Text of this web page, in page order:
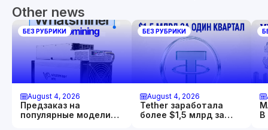
Other news
БЕЗ РУБРИКИ
August 4, 2026
Предзаказ на
популярные модели
БЕЗ РУБРИКИ
August 4, 2026
Tether заработала
более $1,5 млрд за
В